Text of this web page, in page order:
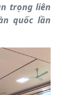
trọng liên
quốc lần